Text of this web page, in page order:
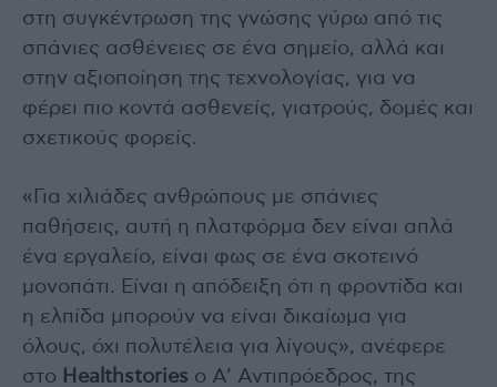
στη συγκέντρωση της γνώσης γύρω από τις
σπάνιες ασθένειες σε ένα σημείο, αλλά και
στην αξιοποίηση της τεχνολογίας, για να
φέρει πιο κοντά ασθενείς, γιατρούς, δομές και
σχετικούς φορείς.
«Για χιλιάδες ανθρώπους με σπάνιες
παθήσεις, αυτή η πλατφόρμα δεν είναι απλά
ένα εργαλείο, είναι φως σε ένα σκοτεινό
μονοπάτι. Είναι η απόδειξη ότι η φροντίδα και
η ελπίδα μπορούν να είναι δικαίωμα για
όλους, όχι πολυτέλεια για λίγους», ανέφερε
στο Healthstories ο Α’ Αντιπρόεδρος, της